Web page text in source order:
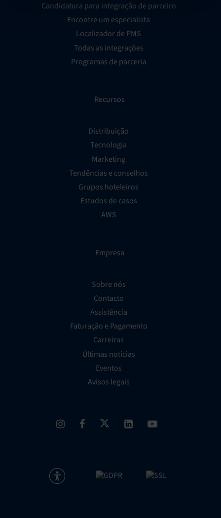
Candidatura para integração de parceiro
Encontre um especialista
Localizador de PMS
Todas as integrações
Programas de parceria
Recursos
Distribuição
Tecnologia
Marketing
Tendências e conselhos
Grupos hoteleiros
Estudos de casos
AWS
Empresa
Sobre nós
Contacto
Assistência
Faturação e Pagamento
Carreiras
Últimas notícias
Eventos
Avisos legais